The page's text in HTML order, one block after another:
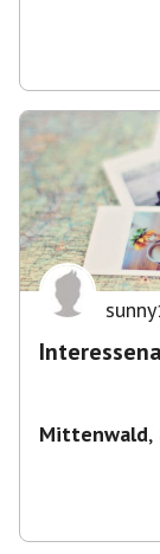
Mittenwald,